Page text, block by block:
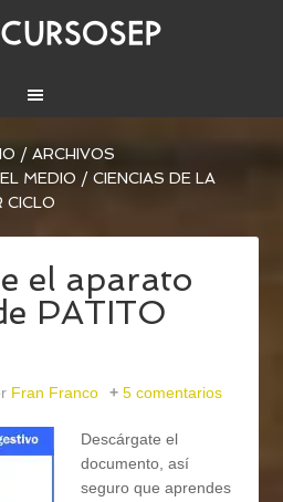
/ ARCHIVOS
MEDIO / CIENCIAS DE LA
CICLO
el aparato
PATITO
Fran Franco 5 comentarios
Descárgate el
documento, así
seguro que aprendes